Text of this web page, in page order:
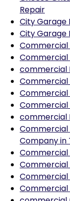
Repair
City Garage
City Garage
Commercial
Commercial
commercial
Commercial
Commercial
Commercial
commercial
Commercial
Company in
Commercial
Commercial
Commercial